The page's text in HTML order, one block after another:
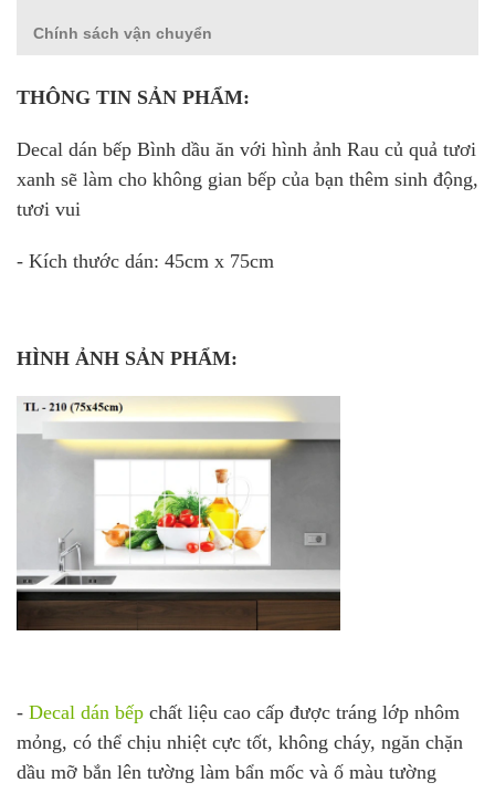
Chính sách vận chuyển
THÔNG TIN SẢN PHẨM:
Decal dán bếp Bình dầu ăn với hình ảnh Rau củ quả tươi
xanh sẽ làm cho không gian bếp của bạn thêm sinh động,
tươi vui
- Kích thước dán: 45cm x 75cm
HÌNH ẢNH SẢN PHẨM:
- Decal dán bếp chất liệu cao cấp được tráng lớp nhôm
mỏng, có thể chịu nhiệt cực tốt, không cháy, ngăn chặn
dầu mỡ bắn lên tường làm bẩn mốc và ố màu tường